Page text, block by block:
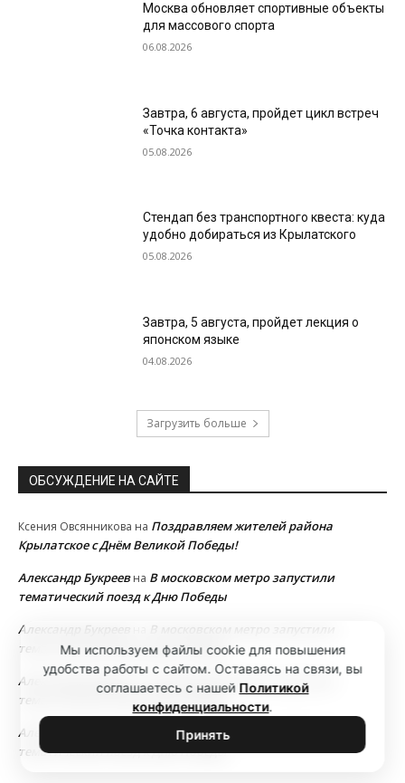
Москва обновляет спортивные объекты
для массового спорта
06.08.2026
Завтра, 6 августа, пройдет цикл встреч
«Точка контакта»
05.08.2026
Стендап без транспортного квеста: куда
удобно добираться из Крылатского
05.08.2026
Завтра, 5 августа, пройдет лекция о
японском языке
04.08.2026
Загрузить больше
ОБСУЖДЕНИЕ НА САЙТЕ
Ксения Овсянникова на Поздравляем жителей района
Крылатское с Днём Великой Победы!
Александр Букреевна В московском метро запустили
тематический поезд к Дню Победы
Александр Букреев
В московском метро запустили
тематический поезд к Дню Победы
Александр Букреев
В московском метро запустили
тематический поезд к Дню Победы
Александр Букреев
В московском метро запустили
тематический поезд к Дню Победы
Мы используем файлы cookie для повышения
удобства работы с сайтом. Оставаясь на связи, вы
соглашаетесь с нашей Политикой
конфиденциальности.
Принять